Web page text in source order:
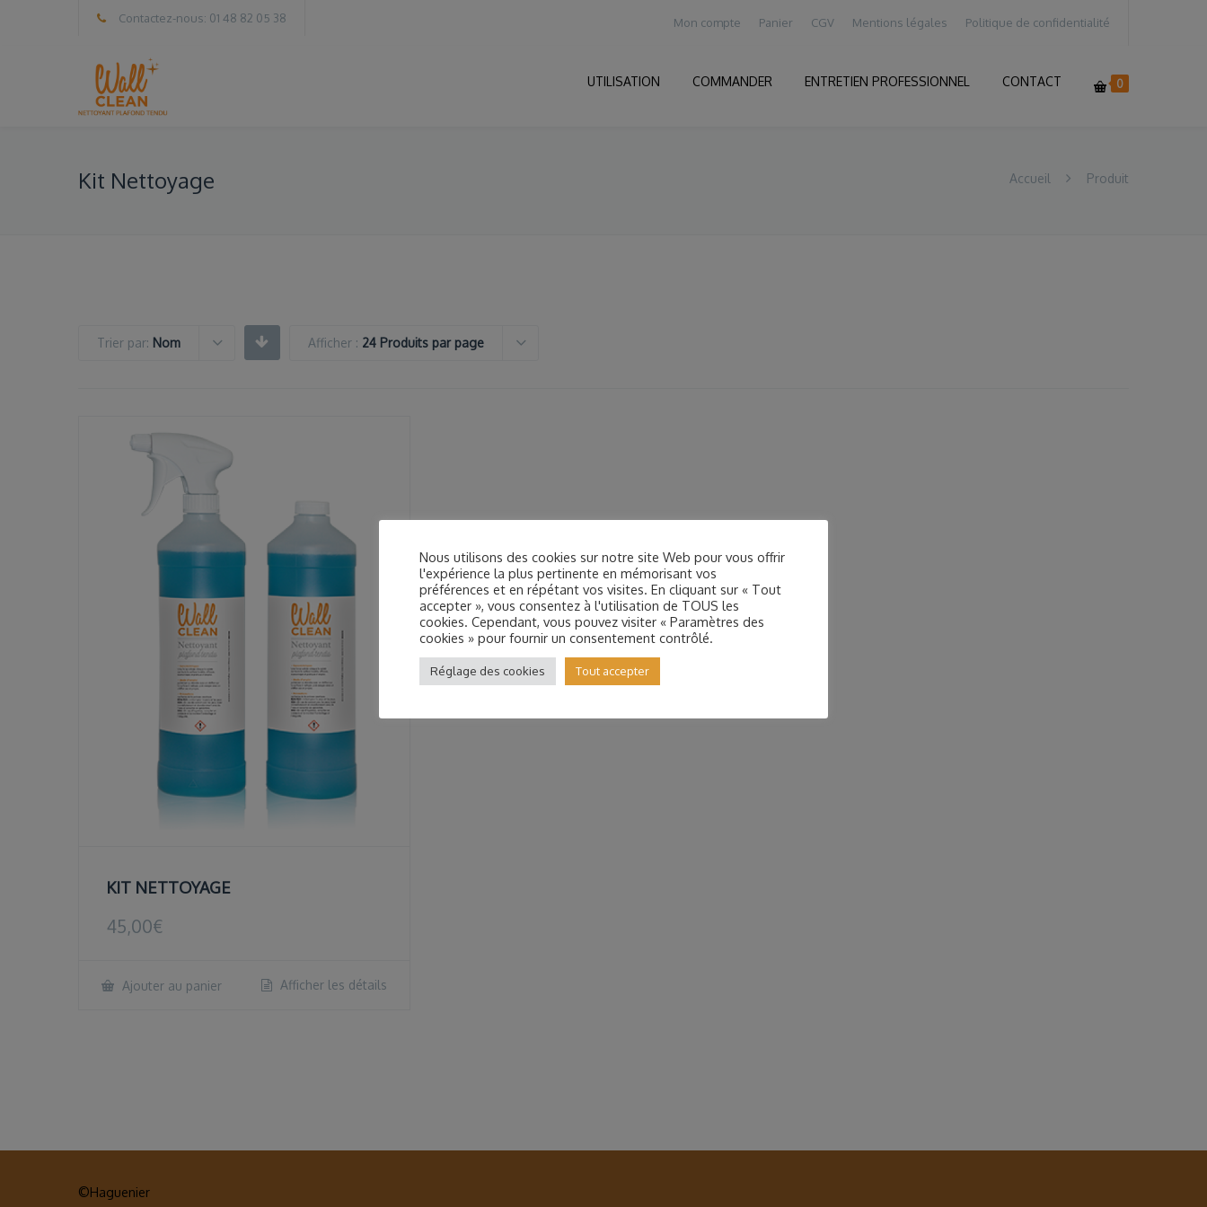
Contactez-nous: 01 48 82 05 38 Mon compte Panier CGV Mentions légales Politique de confidentialité
0
UTILISATION COMMANDER ENTRETIEN PROFESSIONNEL CONTACT
Kit Nettoyage Accueil Produit
Trier par: Nom Afficher : 24 Produits par page
KIT NETTOYAGE
45,00€
Ajouter au panier Afficher les détails
©Haguenier
Nous utilisons des cookies sur notre site Web pour vous offrir
l'expérience la plus pertinente en mémorisant vos
préférences et en répétant vos visites. En cliquant sur « Tout
accepter », vous consentez à l'utilisation de TOUS les
cookies. Cependant, vous pouvez visiter « Paramètres des
cookies » pour fournir un consentement contrôlé.
Réglage des cookies Tout accepter